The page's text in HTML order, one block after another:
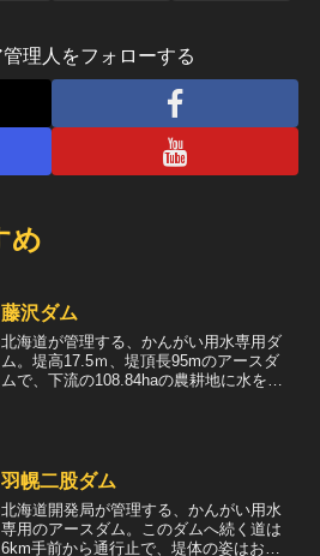
理人をフォローする
め
藤沢ダム
北海道が管理する、かんがい用水専用ダ
ム。堤高17.5ｍ、堤頂長95mのアースダ
ムで、下流の108.84haの農耕地に水を供
羽幌二股ダム
北海道開発局が管理する、かんがい用水
専用のアースダム。このダムへ続く道は
6km手前から通行止で、堤体の姿はおろ